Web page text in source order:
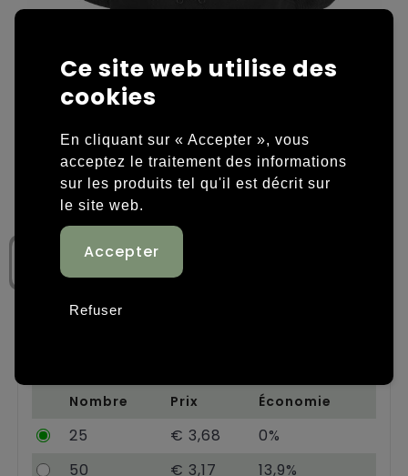
Overige tassen
Sacs promotionnels
Sacs de voyage
Sacs à dos
Chariots
Polos
T-shirts personnalisés
Vestes personnalisées
Chaussures personnalisées
Nombre Prix Économie
25 € 3,68
0%
50
€ 3,17
13,9%
Ce site web utilise des
cookies
En cliquant sur « Accepter », vous
acceptez le traitement des informations
sur les produits tel qu'il est décrit sur
le site web.
Refuser